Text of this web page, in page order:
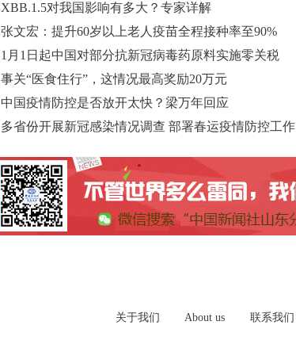
XBB.1.5对我国影响有多大？专家详解
张文宏：提升60岁以上老人疫苗全程接种率至90%
1月1日起中国对部分抗新冠病毒药原料实施零关税
事关“医食住行”，这情况最高奖励20万元
中国疫情防控是否放开太快？梁万年回应
多省份开展新冠感染情况调查 部署春运疫情防控工作
关于我们 About us 联系我们